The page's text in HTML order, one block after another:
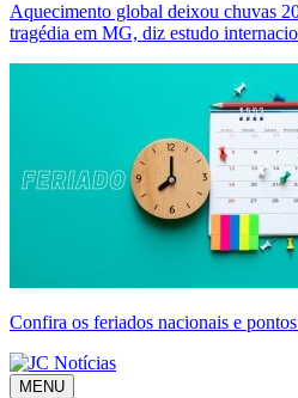
Aquecimento global deixou chuvas
tragédia em MG, diz estudo
Confira os feriados nacionais e
MENU